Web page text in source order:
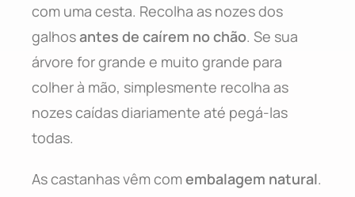
com uma cesta. Recolha as nozes dos
galhosantes de caírem no chão. Se sua
árvore for grande e muito grande para
colher à mão, simplesmente recolha as
nozes caídas diariamente até pegá-las
todas.
As castanhas vêm comembalagem natural.